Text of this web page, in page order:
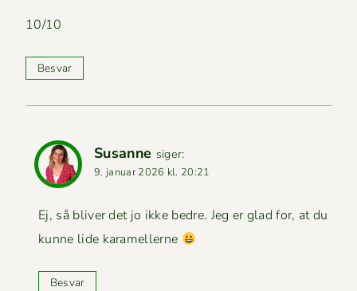
10/10
Besvar
Susanne siger:
9. januar 2026 kl. 20:21
Ej, så bliv­er det jo ikke bedre. Jeg er glad for, at du
kunne lide karamellerne
Besvar